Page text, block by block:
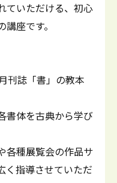
ていただける、初心
座です。
刊誌「書」の教本
書体を古典から学び
各種展覧会の作品サ
く指導させていただ